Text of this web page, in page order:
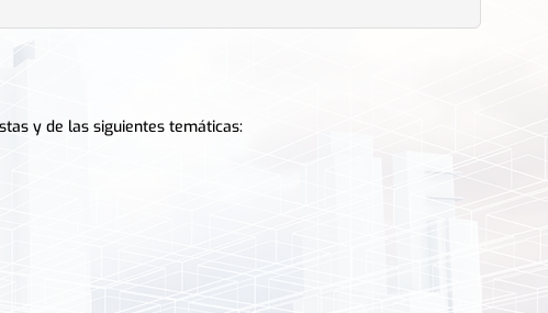
y de las siguientes temáticas: